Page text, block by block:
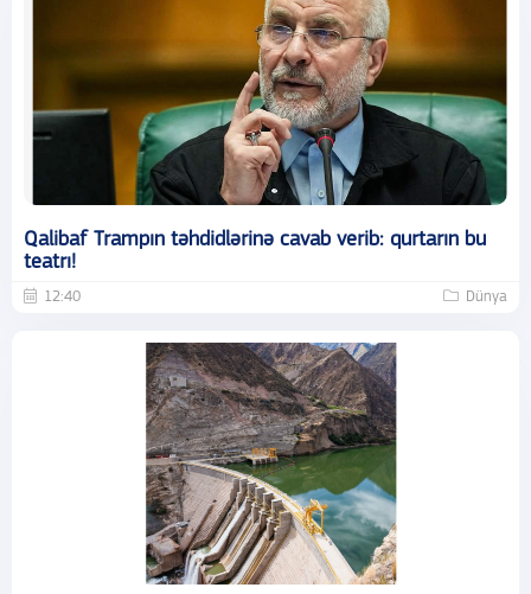
Qalibaf Trampın təhdidlərinə cavab verib: qurtarın bu
teatrı!
12:40 Dünya